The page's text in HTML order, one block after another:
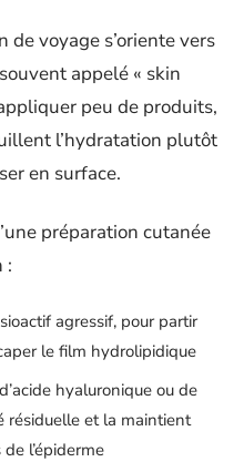
de voyage s’oriente vers
appelé « skin
peu de produits,
l’hydratation plutôt
en surface.
préparation cutanée
:
agressif, pour partir
le film hydrolipidique
hyaluronique ou de
résiduelle et la maintient
l’épiderme